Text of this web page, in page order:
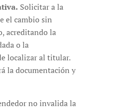
Solicitar a la
el cambio sin
acreditando la
o la
localizar al titular.
la documentación y
no invalida la